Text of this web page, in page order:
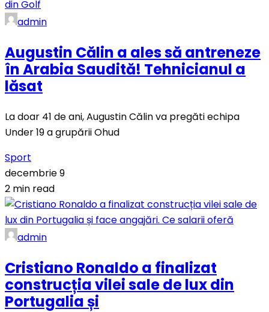
admin
Augustin Călin a ales să antreneze
în Arabia Saudită! Tehnicianul a
lăsat
La doar 41 de ani, Augustin Călin va pregăti echipa
Under 19 a grupării Ohud
Sport
decembrie 9
2 min read
admin
Cristiano Ronaldo a finalizat
construcția vilei sale de lux din
Portugalia și